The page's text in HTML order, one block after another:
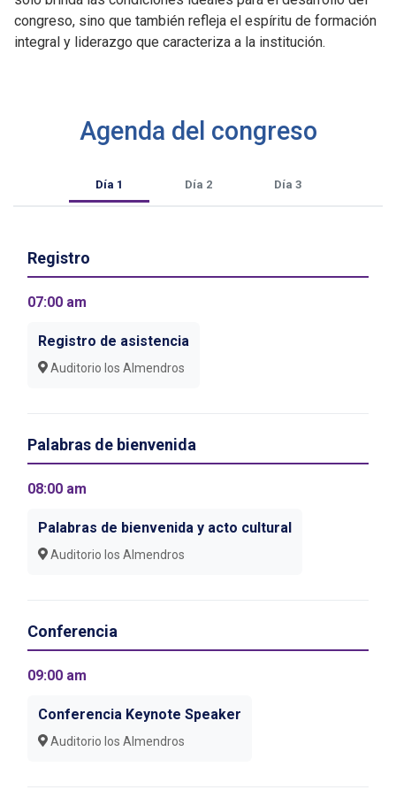
congreso, sino que también refleja el espíritu de formación
integral y liderazgo que caracteriza a la institución.
Agenda del congreso
Día 1 Día 2 Día 3
Registro
07:00 am
Registro de asistencia
Auditorio los Almendros
Palabras de bienvenida
08:00 am
Palabras de bienvenida y acto cultural
Auditorio los Almendros
Conferencia
09:00 am
Conferencia Keynote Speaker
Auditorio los Almendros